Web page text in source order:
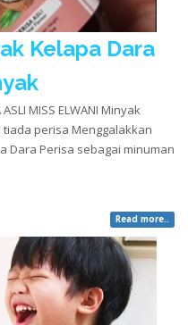
Kelapa Dara
ASLI MISS ELWANI Minyak
tiada perisa Menggalakkan
Dara Perisa sebagai minuman
Read more..